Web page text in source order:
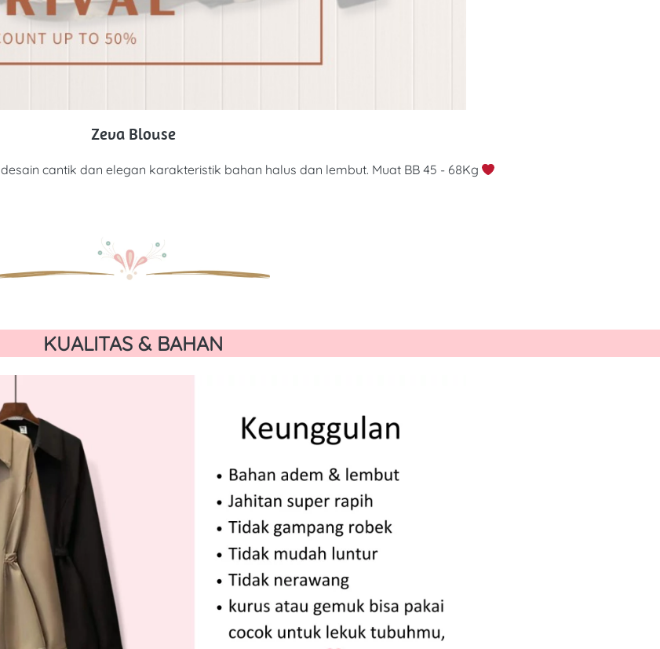
Zeva Blouse
desain cantik dan elegan karakteristik bahan halus dan lembut. Muat BB 45 - 68Kg
KUALITAS & BAHAN